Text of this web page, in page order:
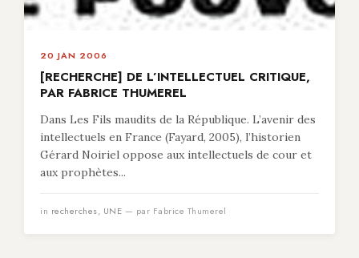
20 JAN 2006
[RECHERCHE] DE L’INTELLECTUEL CRITIQUE,
PAR FABRICE THUMEREL
Dans Les Fils maudits de la République. L’avenir des
intellectuels en France (Fayard, 2005), l’historien
Gérard Noiriel oppose aux intellectuels de cour et
aux prophètes...
in recherches, UNE — par Fabrice Thumerel